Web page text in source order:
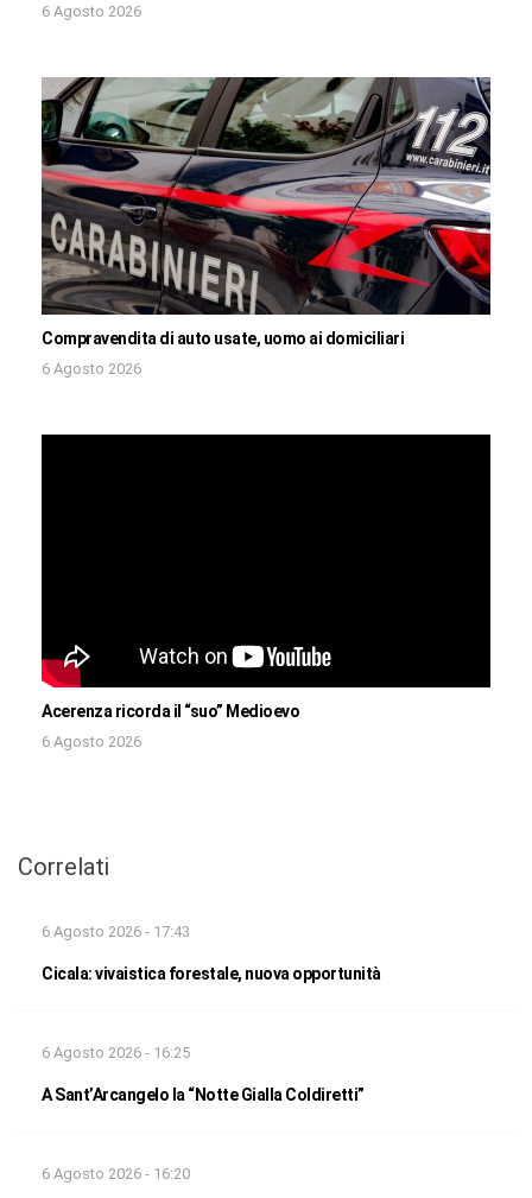
6 Agosto 2026
Compravendita di auto usate, uomo ai domiciliari
6 Agosto 2026
Acerenza ricorda il “suo” Medioevo
6 Agosto 2026
Correlati
6 Agosto 2026 - 17:43
Cicala: vivaistica forestale, nuova opportunità
6 Agosto 2026 - 16:25
A Sant’Arcangelo la “Notte Gialla Coldiretti”
6 Agosto 2026 - 16:20